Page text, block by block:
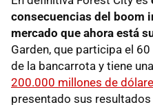
consecuencias del boom
mercado que ahora está
Garden, que participa el
de la bancarrota y tiene una
200.000 millones de
presentado sus